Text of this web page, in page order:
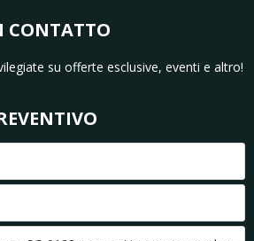
su offerte esclusive, eventi e altro!